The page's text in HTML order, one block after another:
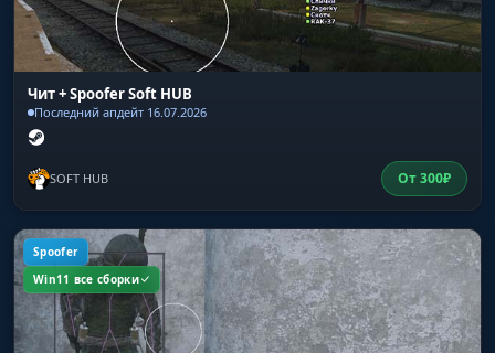
Чит + Spoofer Soft HUB
Последний апдейт 16.07.2026
SOFT HUB От300₽
Spoofer
Win11 все сборки